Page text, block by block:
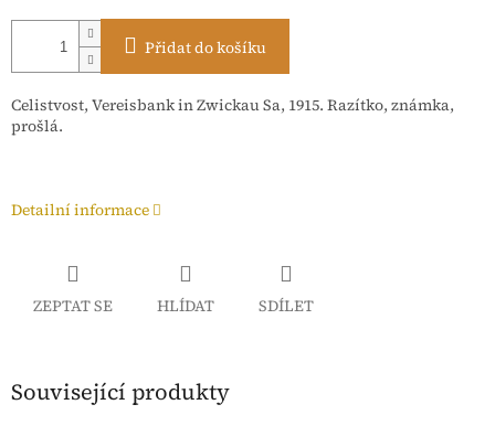
Přidat do košíku
Celistvost, Vereisbank in Zwickau Sa, 1915. Razítko, známka,
prošlá.
Detailní informace
ZEPTAT SE HLÍDAT SDÍLET
Související produkty